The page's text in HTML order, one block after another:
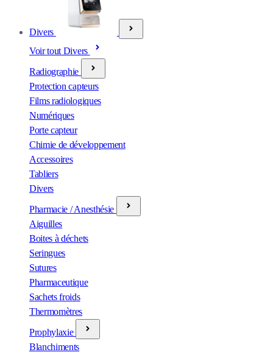
Divers
Voir tout Divers
Radiographie
Protection capteurs
Films radiologiques
Numériques
Porte capteur
Chimie de développement
Accessoires
Tabliers
Divers
Pharmacie / Anesthésie
Aiguilles
Boites à déchets
Seringues
Sutures
Pharmaceutique
Sachets froids
Thermomètres
Prophylaxie
Blanchiments